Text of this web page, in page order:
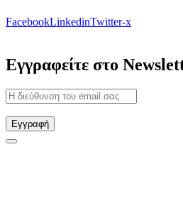
FacebookLinkedinTwitter-x
Εγγραφείτε στο
Εγγραφή